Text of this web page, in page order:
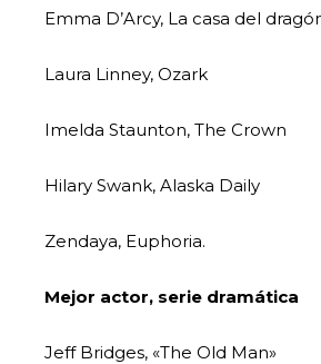
Emma D’Arcy, La casa del
Laura Linney, Ozark
Imelda Staunton, The Crown
Hilary Swank, Alaska Daily
Zendaya, Euphoria.
Mejor actor, serie dramática
Jeff Bridges, «The Old Man»